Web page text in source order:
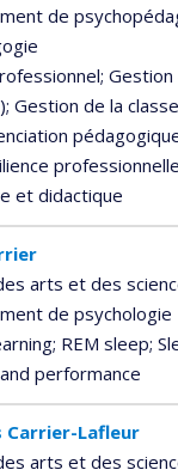
de
;
; Gestion de la
professionnelle
et didactique
arts et des
de psychologie
; REM sleep;
performance
Carrier-Lafleur
arts et des